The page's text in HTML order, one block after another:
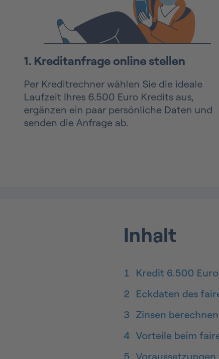
1. Kreditanfrage online stellen
Per Kreditrechner wählen Sie die ideale
Laufzeit Ihres 6.500 Euro Kredits aus,
ergänzen ein paar persönliche Daten und
senden die Anfrage ab.
Inhalt
1 Kredit 6.500
2 Eckdaten des
3 Zinsen
4 Vorteile beim
5